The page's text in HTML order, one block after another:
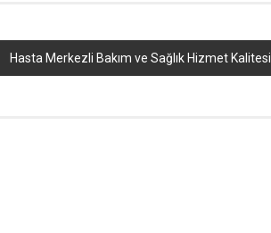
Hasta Merkezli Bakım ve Sağlık Hizmet Kalitesi